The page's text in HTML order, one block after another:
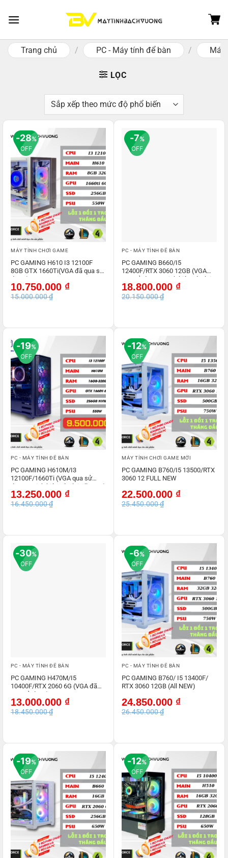
Trang chủ
/ PC - Máy tính để bàn / Máy
LỌC
28%
OFF
MÁY TÍNH CHƠI GAME
PC GAMING H610 I3 12100F
8GB GTX 1660Ti(VGA đã qua sử
dụng )
15.000.000₫
Giá
gốc
là:
10.750.000 ₫
Giá
hiện
tại
7%
OFF
PC - MÁY TÍNH ĐỂ BÀN
PC GAMING B660/I5
12400F/RTX 3060 12GB (VGA
qua sử dụng – Linh kiện còn lại
All NEW)
20.150.000₫
Giá
gốc
là:
18.800.000 ₫
Giá
hiện
tại
19%
OFF
PC - MÁY TÍNH ĐỂ BÀN
PC GAMING H610M/I3
12100F/1660Ti (VGA qua sử
dụng – Linh kiện còn lại All NEW)
16.450.000₫
Giá
gốc
là:
13.250.000 ₫
Giá
hiện
tại
12%
OFF
MÁY TÍNH CHƠI GAME MỚI
PC GAMING B760/I5 13500/RTX
3060 12 FULL NEW
25.450.000₫
Giá
gốc
là:
22.500.000 ₫
Giá
hiện
tại
30%
OFF
PC - MÁY TÍNH ĐỂ BÀN
PC GAMING H470M/I5
10400F/RTX 2060 6G (VGA đã
qua sử dụng)
18.450.000₫
Giá
gốc
là:
13.000.000 ₫
Giá
hiện
tại
6%
OFF
PC - MÁY TÍNH ĐỂ BÀN
PC GAMING B760/ I5 13400F/
RTX 3060 12GB (All NEW)
26.450.000₫
Giá
gốc
là:
24.850.000 ₫
Giá
hiện
tại
19%
OFF
12%
OFF